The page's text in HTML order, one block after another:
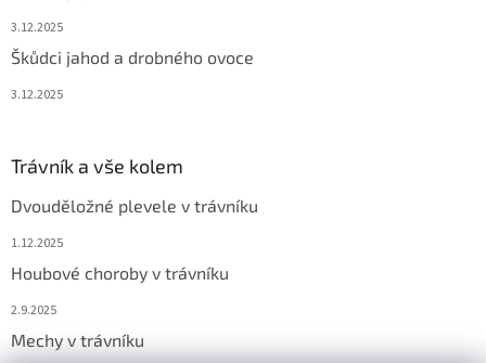
3.12.2025
Škůdci jahod a drobného ovoce
3.12.2025
Trávník a vše kolem
Dvouděložné plevele v trávníku
1.12.2025
Houbové choroby v trávníku
2.9.2025
Mechy v trávníku